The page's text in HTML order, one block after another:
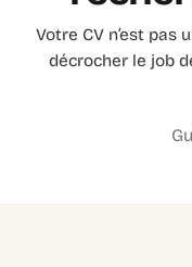
Votre CV n’est pas
décrocher le job